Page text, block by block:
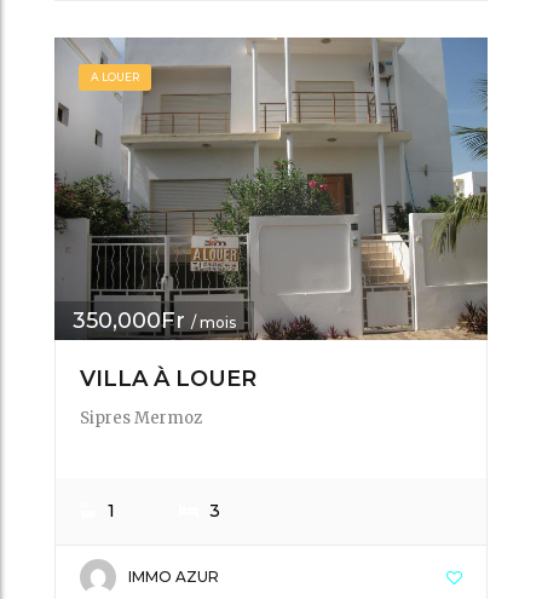
A LOUER
350,000Fr / mois
VILLA À LOUER
Sipres Mermoz
1 3
IMMO AZUR